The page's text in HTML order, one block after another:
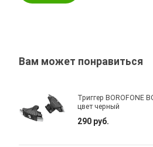
Вам может понравиться
Триггер BOROFONE
цвет черный
290 руб.